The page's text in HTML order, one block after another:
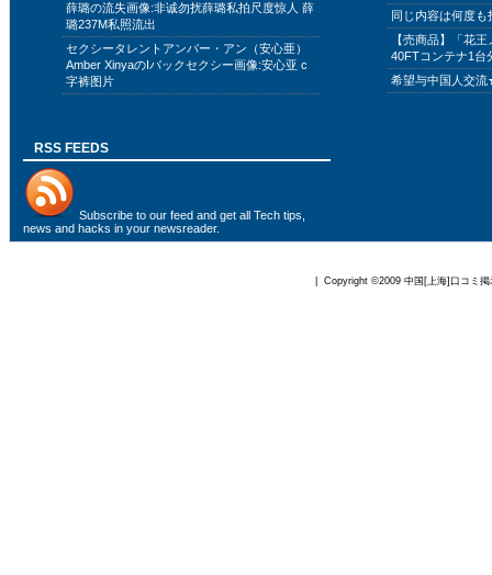
薛璐の流失画像:非诚勿扰薛璐私拍尺度惊人 薛
璐237M私照流出
セクシータレントアンバー・アン（安心亜）
Amber XinyaのIバックセクシー画像:安心亚 c
字裤图片
同じ内容は何度
【売商品】「花
40FTコンテナ1台
希望与中国人交
RSS FEEDS
Subscribe to our feed and get all Tech tips,
news and hacks in your newsreader.
| Copyright ©2009 中国[上海]口コミ掲